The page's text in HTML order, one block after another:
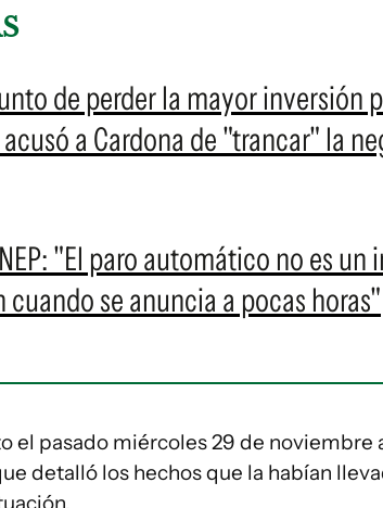
de perder la mayor inversión
a Cardona de "trancar" la
"El paro automático no es
cuando se anuncia a pocas horas"
el pasado miércoles 29 de noviembre
detalló los hechos que la habían